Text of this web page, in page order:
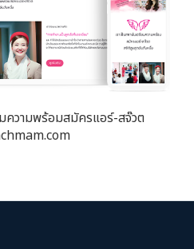
ความพร้อมสมัครแอร์-สจ๊วต